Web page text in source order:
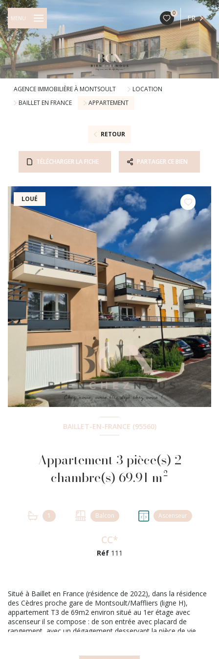
0
FR
MENU
AGENCE IMMOBILIÈRE À MONTSOULT
LOCATION
BAILLET EN FRANCE
APPARTEMENT
RETOUR
TÉLÉCHARGER LA FICHE PARTAGER CE BIEN
LOUÉ
BAILLET-EN-FRANCE (95560)
Appartement 3 pièce(s) 2
chambre(s) 69.91 m²
1 Balcon Ascenseur
CC*
Réf 111
Situé à Baillet en France (résidence de 2022), dans la résidence
des Cèdres proche gare de Montsoult/Maffliers (ligne H),
appartement T3 de 69m2 environ situé au 1er étage avec
ascenseur il se compose : de son entrée avec placard de
rangement, avec un dégagement desservant la pièce de vie